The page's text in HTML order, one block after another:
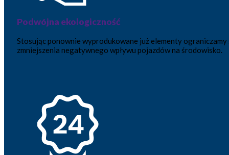
Podwójna ekologiczność
Stosując ponownie wyprodukowane już elementy
zmniejszenia negatywnego wpływu pojazdów na środowisko.